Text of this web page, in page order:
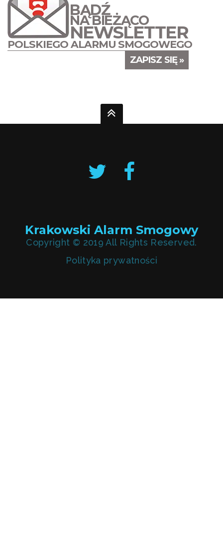
BĄDŹ
NA BIEŻĄCO
NEWSLETTER
POLSKIEGO ALARMU SMOGOWEGO
ZAPISZ SIĘ »
Krakowski Alarm Smogowy
Copyright © 2019 All Rights Reserved.
Polityka prywatności